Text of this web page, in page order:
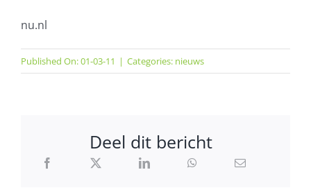
nu.nl
Published On: 01-03-11 | Categories: nieuws
Deel dit bericht